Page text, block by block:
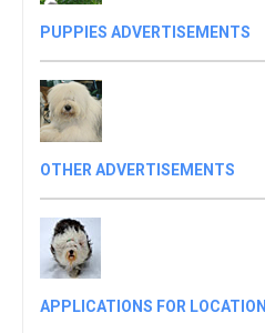
PUPPIES ADVERTISEMENTS
OTHER ADVERTISEMENTS
APPLICATIONS FOR LOCATION